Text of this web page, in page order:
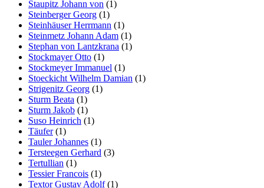
Staupitz Johann von (1)
Steinberger Georg (1)
Steinhäuser Herrmann (1)
Steinmetz Johann Adam (1)
Stephan von Lantzkrana (1)
Stockmayer Otto (1)
Stockmeyer Immanuel (1)
Stoeckicht Wilhelm Damian (1)
Strigenitz Georg (1)
Sturm Beata (1)
Sturm Jakob (1)
Suso Heinrich (1)
Täufer(1)
Tauler Johannes (1)
Tersteegen Gerhard (3)
Tertullian (1)
Tessier Francois (1)
Textor Gustav Adolf(1)